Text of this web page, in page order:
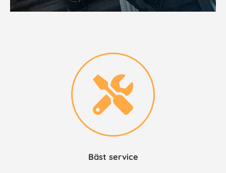
Bäst service